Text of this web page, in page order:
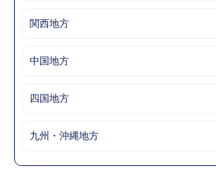
関西地方
中国地方
四国地方
九州・沖縄地方